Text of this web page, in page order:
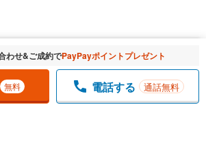
しました。 一覧を開く
わせ&ご成約でPayPayポイントプレゼント
無料 電話する 通話無料